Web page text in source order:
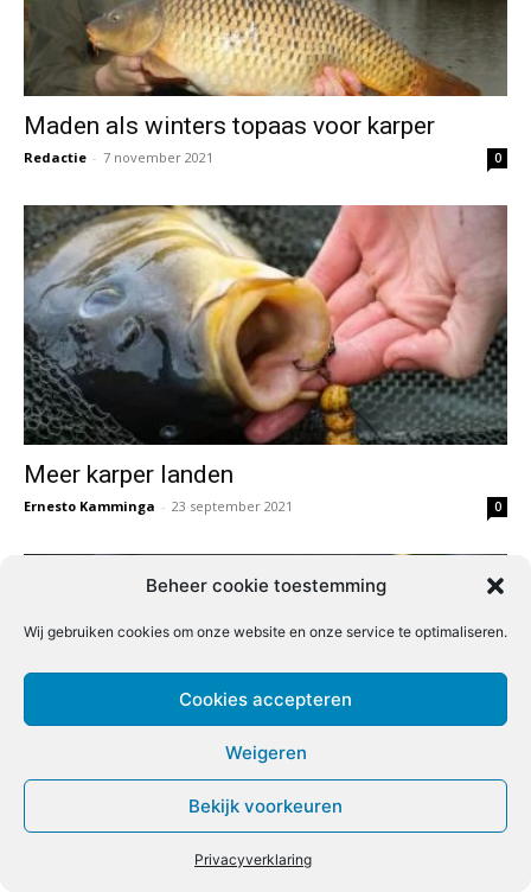
Beheer cookie toestemming
Wij gebruiken cookies om onze website en onze service te optimaliseren.
Cookies accepteren
Weigeren
Bekijk voorkeuren
Privacyverklaring
Maden als winters topaas voor karper
Redactie - 7 november 2021 0
Meer karper landen
Ernesto Kamminga - 23 september 2021 0
Gekiemde hennep als voer en haakaas
15 september 2021